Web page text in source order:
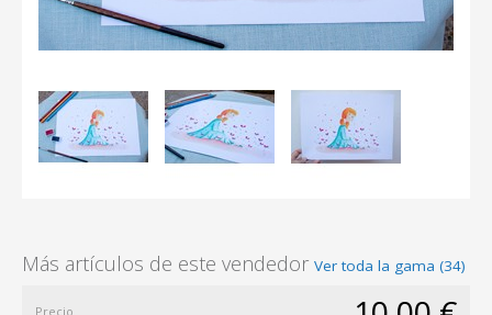
Más artículos de este vendedor Ver toda la gama (34)
Precio